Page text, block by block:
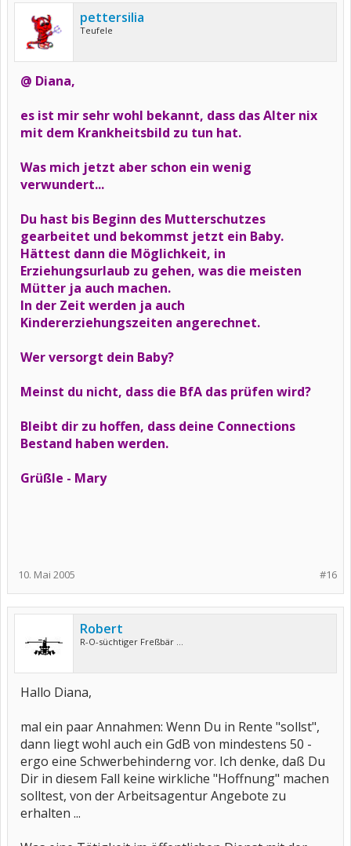
pettersilia
Teufele
@ Diana,
es ist mir sehr wohl bekannt, dass das Alter nix
mit dem Krankheitsbild zu tun hat.
Was mich jetzt aber schon ein wenig
verwundert...
Du hast bis Beginn des Mutterschutzes
gearbeitet und bekommst jetzt ein Baby.
Hättest dann die Möglichkeit, in
Erziehungsurlaub zu gehen, was die meisten
Mütter ja auch machen.
In der Zeit werden ja auch
Kindererziehungszeiten angerechnet.
Wer versorgt dein Baby?
Meinst du nicht, dass die BfA das prüfen wird?
Bleibt dir zu hoffen, dass deine Connections
Bestand haben werden.
Grüßle - Mary
#16
10. Mai 2005
Robert
R-O-süchtiger Freßbär ...
Hallo Diana,
mal ein paar Annahmen: Wenn Du in Rente "sollst",
dann liegt wohl auch ein GdB von mindestens 50 -
ergo eine Schwerbehinderng vor. Ich denke, daß Du
Dir in diesem Fall keine wirkliche "Hoffnung" machen
solltest, von der Arbeitsagentur Angebote zu
erhalten ...